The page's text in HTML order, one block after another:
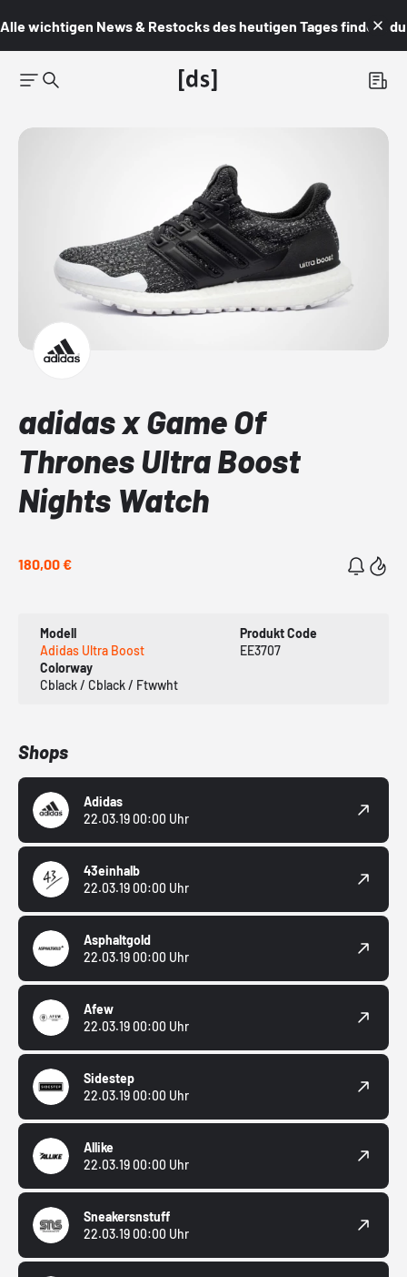
Alle wichtigen News & Restocks des heutigen Tages findest du
adidas x Game Of
Thrones Ultra Boost
Nights Watch
180,00 €
Modell
Adidas Ultra Boost
Produkt Code
EE3707
Colorway
Cblack / Cblack / Ftwwht
Shops
Adidas
22.03.19 00:00 Uhr
43einhalb
22.03.19 00:00 Uhr
Asphaltgold
22.03.19 00:00 Uhr
Afew
22.03.19 00:00 Uhr
Sidestep
22.03.19 00:00 Uhr
Allike
22.03.19 00:00 Uhr
Sneakersnstuff
22.03.19 00:00 Uhr